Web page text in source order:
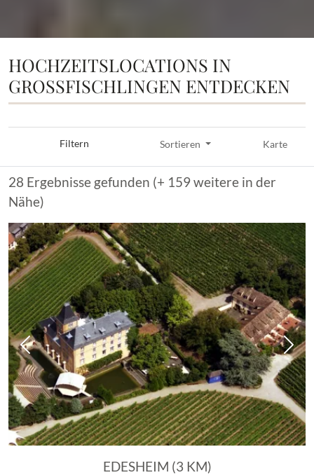
HOCHZEITSLOCATIONS IN
GROSSFISCHLINGEN ENTDECKEN
Filtern Sortieren Karte
28 Ergebnisse gefunden (+ 159 weitere in der
Nähe)
Vorheriges Bild
EDESHEIM (3 KM)